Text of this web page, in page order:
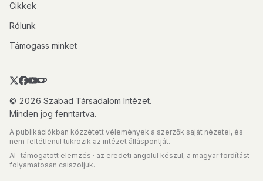
Cikkek
Rólunk
Támogass minket
© 2026 Szabad Társadalom Intézet.
Minden jog fenntartva.
A publikációkban közzétett vélemények a szerzők saját nézetei, és
nem feltétlenül tükrözik az intézet álláspontját.
AI-támogatott elemzés · az eredeti angolul készül, a magyar fordítást
folyamatosan csiszoljuk.